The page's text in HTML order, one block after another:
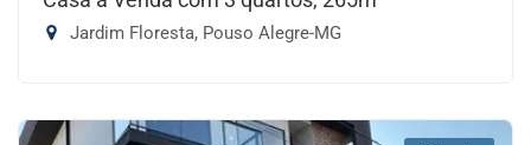
Jardim Floresta, Pouso Alegre-MG